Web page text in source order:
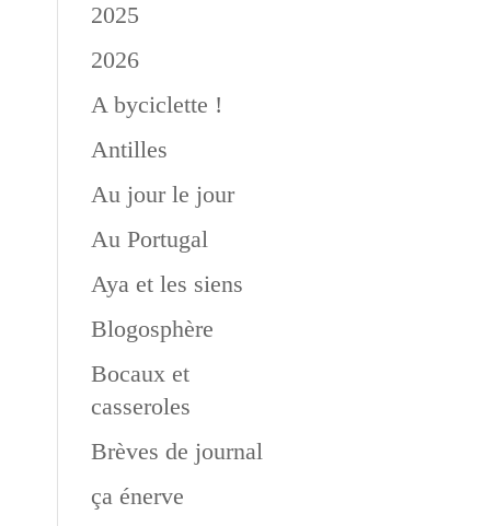
2025
2026
A byciclette !
Antilles
Au jour le jour
Au Portugal
Aya et les siens
Blogosphère
Bocaux et
casseroles
Brèves de journal
ça énerve